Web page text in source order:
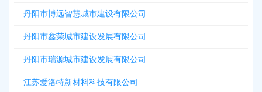
丹阳市博远智慧城市建设有限公司
丹阳市鑫荣城市建设发展有限公司
丹阳市瑞源城市建设发展有限公司
江苏爱洛特新材料科技有限公司